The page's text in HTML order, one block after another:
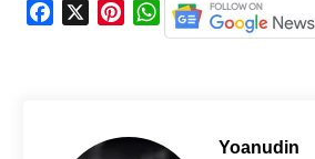
r
W
h
A
Yoanudin